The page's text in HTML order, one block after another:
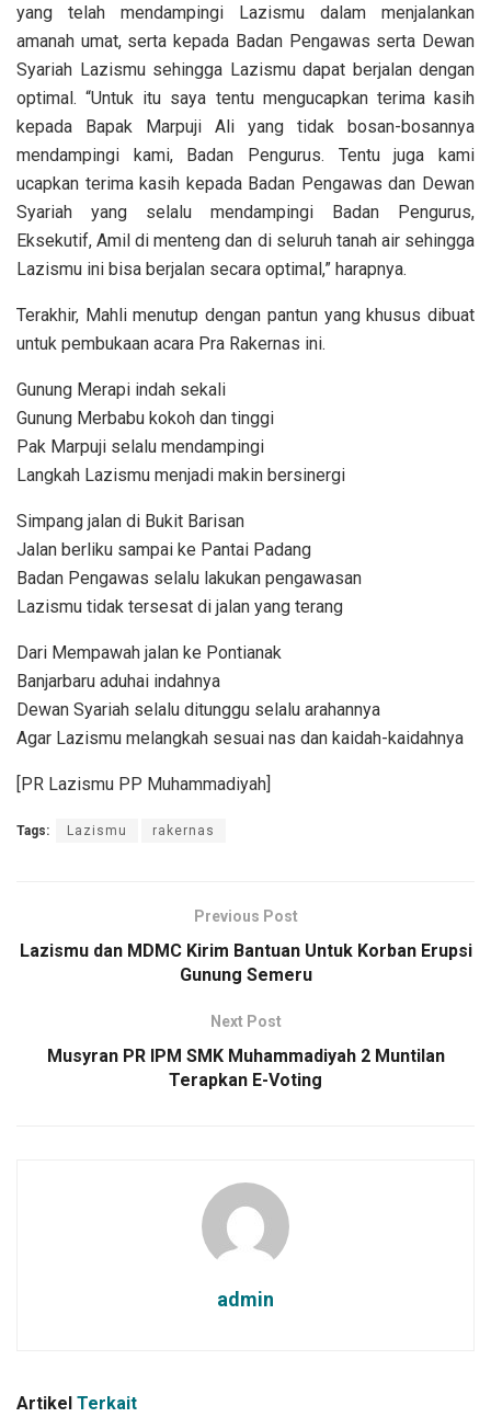
yang telah mendampingi Lazismu dalam menjalankan
amanah umat, serta kepada Badan Pengawas serta Dewan
Syariah Lazismu sehingga Lazismu dapat berjalan dengan
optimal. “Untuk itu saya tentu mengucapkan terima kasih
kepada Bapak Marpuji Ali yang tidak bosan-bosannya
mendampingi kami, Badan Pengurus. Tentu juga kami
ucapkan terima kasih kepada Badan Pengawas dan Dewan
Syariah yang selalu mendampingi Badan Pengurus,
Eksekutif, Amil di menteng dan di seluruh tanah air sehingga
Lazismu ini bisa berjalan secara optimal,” harapnya.
Terakhir, Mahli menutup dengan pantun yang khusus dibuat
untuk pembukaan acara Pra Rakernas ini.
Gunung Merapi indah sekali
Gunung Merbabu kokoh dan tinggi
Pak Marpuji selalu mendampingi
Langkah Lazismu menjadi makin bersinergi
Simpang jalan di Bukit Barisan
Jalan berliku sampai ke Pantai Padang
Badan Pengawas selalu lakukan pengawasan
Lazismu tidak tersesat di jalan yang terang
Dari Mempawah jalan ke Pontianak
Banjarbaru aduhai indahnya
Dewan Syariah selalu ditunggu selalu arahannya
Agar Lazismu melangkah sesuai nas dan kaidah-kaidahnya
[PR Lazismu PP Muhammadiyah]
Tags: Lazismu rakernas
Previous Post
Lazismu dan MDMC Kirim Bantuan Untuk Korban Erupsi
Gunung Semeru
Next Post
Musyran PR IPM SMK Muhammadiyah 2 Muntilan
Terapkan E-Voting
admin
Artikel Terkait